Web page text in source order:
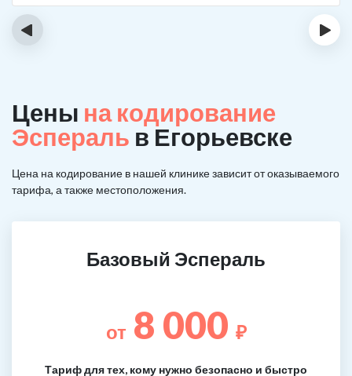
‹ ›
Цены на кодирование
Эспераль в Егорьевске
Цена на кодирование в нашей клинике зависит от оказываемого
тарифа, а также местоположения.
Базовый Эспераль
от 8 000 ₽
Тариф для тех, кому нужно безопасно и быстро